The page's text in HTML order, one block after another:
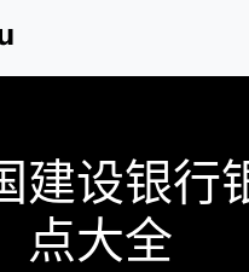
建设银行
点大全